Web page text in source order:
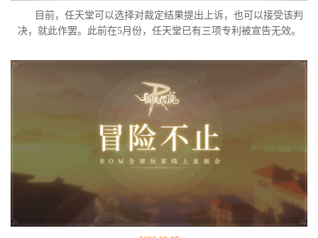
目前，任天堂可以选择对裁定结果提出上诉，也可以接受该判
决，就此作罢。此前在5月份，任天堂已有三项专利被宣告无效。